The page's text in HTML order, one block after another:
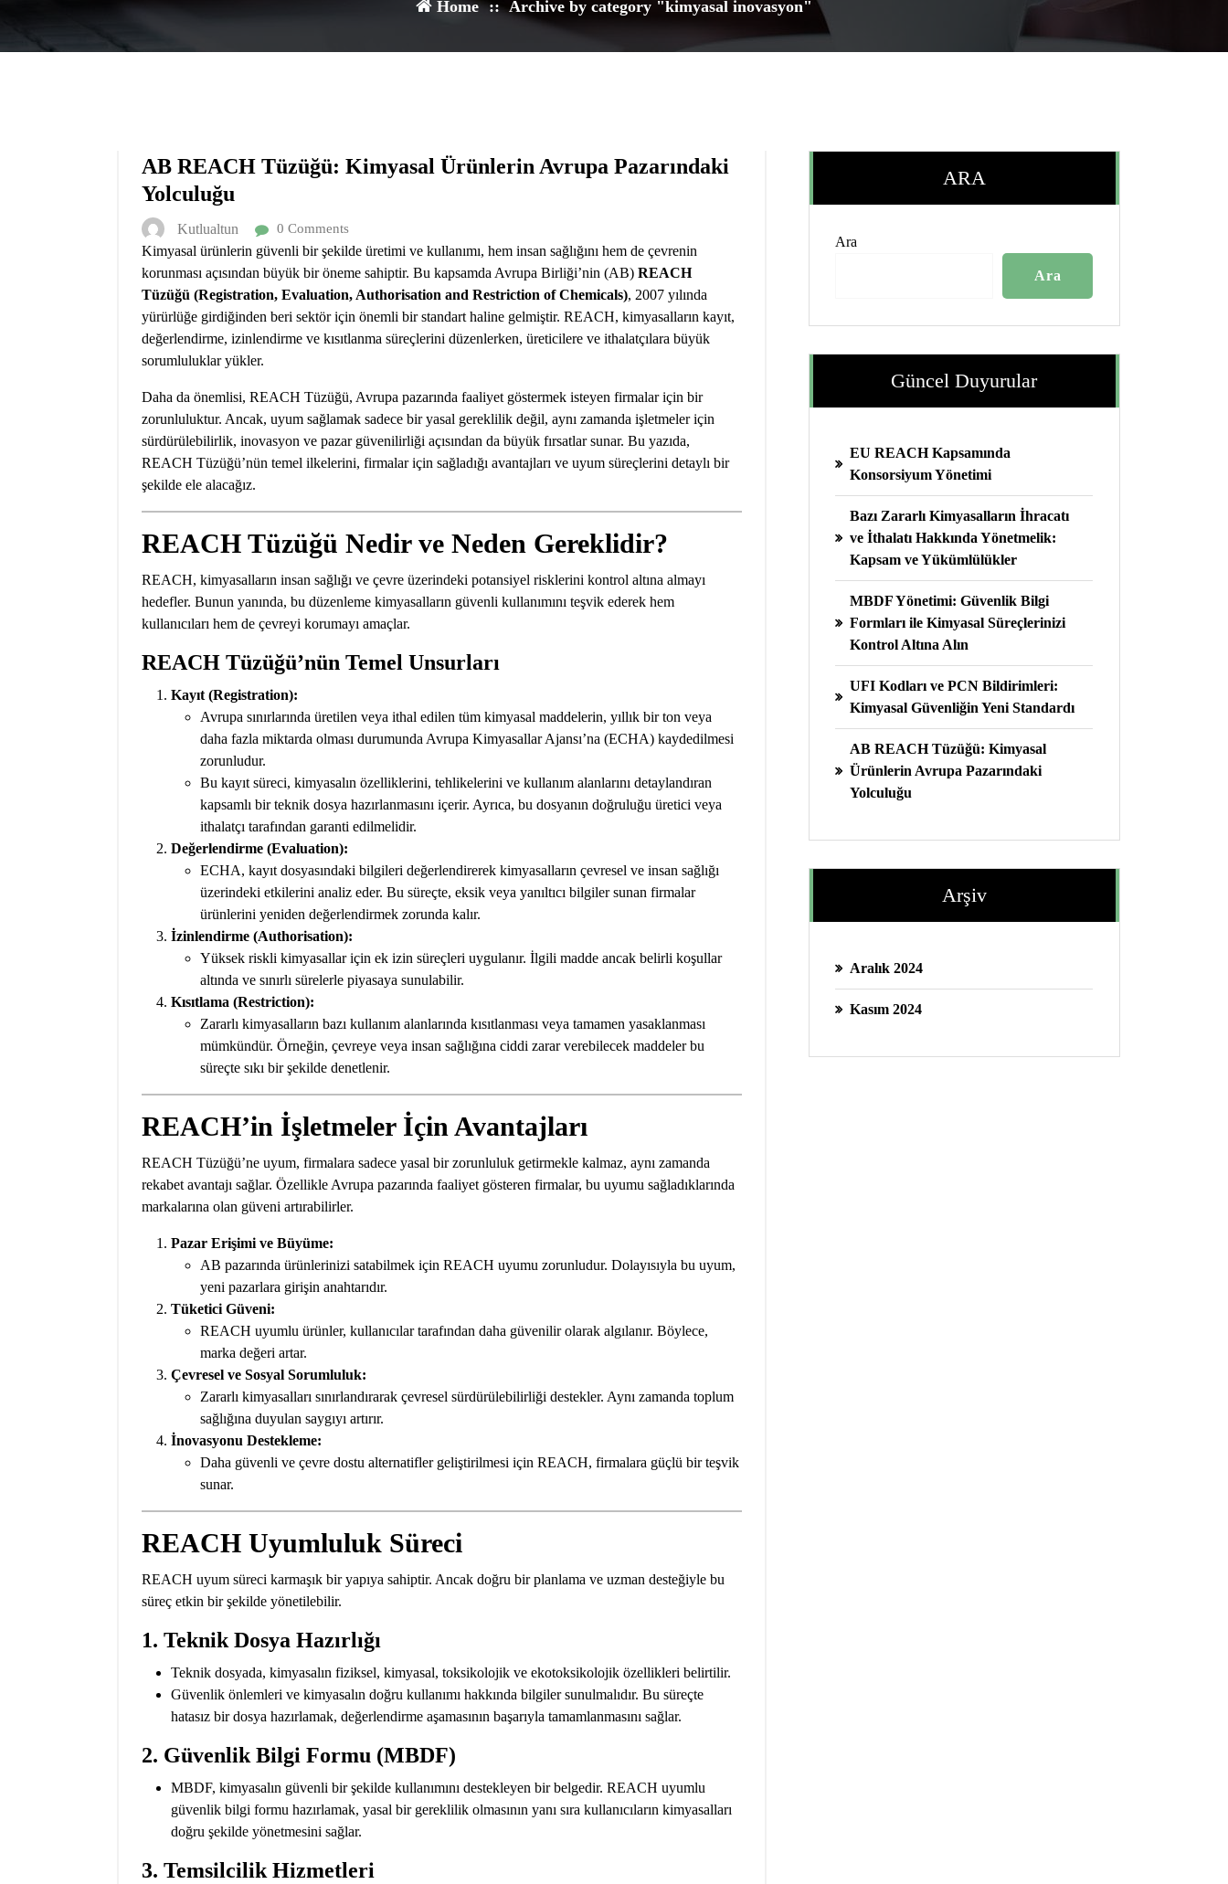
Home :: Archive by category "kimyasal inovasyon"
AB REACH Tüzüğü: Kimyasal Ürünlerin Avrupa Pazarındaki
Yolculuğu
Kutlualtun 0 Comments
Kimyasal ürünlerin güvenli bir şekilde üretimi ve kullanımı, hem insan sağlığını hem de çevrenin
korunması açısından büyük bir öneme sahiptir. Bu kapsamda Avrupa Birliği’nin (AB) REACH
Tüzüğü (Registration, Evaluation, Authorisation and Restriction of Chemicals), 2007 yılında
yürürlüğe girdiğinden beri sektör için önemli bir standart haline gelmiştir. REACH, kimyasalların kayıt,
değerlendirme, izinlendirme ve kısıtlanma süreçlerini düzenlerken, üreticilere ve ithalatçılara büyük
sorumluluklar yükler.
Daha da önemlisi, REACH Tüzüğü, Avrupa pazarında faaliyet göstermek isteyen firmalar için bir
zorunluluktur. Ancak, uyum sağlamak sadece bir yasal gereklilik değil, aynı zamanda işletmeler için
sürdürülebilirlik, inovasyon ve pazar güvenilirliği açısından da büyük fırsatlar sunar. Bu yazıda,
REACH Tüzüğü’nün temel ilkelerini, firmalar için sağladığı avantajları ve uyum süreçlerini detaylı bir
şekilde ele alacağız.
REACH Tüzüğü Nedir ve Neden Gereklidir?
REACH, kimyasalların insan sağlığı ve çevre üzerindeki potansiyel risklerini kontrol altına almayı
hedefler. Bunun yanında, bu düzenleme kimyasalların güvenli kullanımını teşvik ederek hem
kullanıcıları hem de çevreyi korumayı amaçlar.
REACH Tüzüğü’nün Temel Unsurları
Kayıt (Registration):
Avrupa sınırlarında üretilen veya ithal edilen tüm kimyasal maddelerin, yıllık bir ton veya
daha fazla miktarda olması durumunda Avrupa Kimyasallar Ajansı’na (ECHA) kaydedilmesi
zorunludur.
Bu kayıt süreci, kimyasalın özelliklerini, tehlikelerini ve kullanım alanlarını detaylandıran
kapsamlı bir teknik dosya hazırlanmasını içerir. Ayrıca, bu dosyanın doğruluğu üretici veya
ithalatçı tarafından garanti edilmelidir.
Değerlendirme (Evaluation):
ECHA, kayıt dosyasındaki bilgileri değerlendirerek kimyasalların çevresel ve insan sağlığı
üzerindeki etkilerini analiz eder. Bu süreçte, eksik veya yanıltıcı bilgiler sunan firmalar
ürünlerini yeniden değerlendirmek zorunda kalır.
İzinlendirme (Authorisation):
Yüksek riskli kimyasallar için ek izin süreçleri uygulanır. İlgili madde ancak belirli koşullar
altında ve sınırlı sürelerle piyasaya sunulabilir.
Kısıtlama (Restriction):
Zararlı kimyasalların bazı kullanım alanlarında kısıtlanması veya tamamen yasaklanması
mümkündür. Örneğin, çevreye veya insan sağlığına ciddi zarar verebilecek maddeler bu
süreçte sıkı bir şekilde denetlenir.
REACH’in İşletmeler İçin Avantajları
REACH Tüzüğü’ne uyum, firmalara sadece yasal bir zorunluluk getirmekle kalmaz, aynı zamanda
rekabet avantajı sağlar. Özellikle Avrupa pazarında faaliyet gösteren firmalar, bu uyumu sağladıklarında
markalarına olan güveni artırabilirler.
Pazar Erişimi ve Büyüme:
AB pazarında ürünlerinizi satabilmek için REACH uyumu zorunludur. Dolayısıyla bu uyum,
yeni pazarlara girişin anahtarıdır.
Tüketici Güveni:
REACH uyumlu ürünler, kullanıcılar tarafından daha güvenilir olarak algılanır. Böylece,
marka değeri artar.
Çevresel ve Sosyal Sorumluluk:
Zararlı kimyasalları sınırlandırarak çevresel sürdürülebilirliği destekler. Aynı zamanda toplum
sağlığına duyulan saygıyı artırır.
İnovasyonu Destekleme:
Daha güvenli ve çevre dostu alternatifler geliştirilmesi için REACH, firmalara güçlü bir teşvik
sunar.
REACH Uyumluluk Süreci
REACH uyum süreci karmaşık bir yapıya sahiptir. Ancak doğru bir planlama ve uzman desteğiyle bu
süreç etkin bir şekilde yönetilebilir.
1. Teknik Dosya Hazırlığı
Teknik dosyada, kimyasalın fiziksel, kimyasal, toksikolojik ve ekotoksikolojik özellikleri belirtilir.
Güvenlik önlemleri ve kimyasalın doğru kullanımı hakkında bilgiler sunulmalıdır. Bu süreçte
hatasız bir dosya hazırlamak, değerlendirme aşamasının başarıyla tamamlanmasını sağlar.
2. Güvenlik Bilgi Formu (MBDF)
MBDF, kimyasalın güvenli bir şekilde kullanımını destekleyen bir belgedir. REACH uyumlu
güvenlik bilgi formu hazırlamak, yasal bir gereklilik olmasının yanı sıra kullanıcıların kimyasalları
doğru şekilde yönetmesini sağlar.
3. Temsilcilik Hizmetleri
ARA
Ara
Ara
Güncel Duyurular
EU REACH Kapsamında
Konsorsiyum Yönetimi
Bazı Zararlı Kimyasalların İhracatı
ve İthalatı Hakkında Yönetmelik:
Kapsam ve Yükümlülükler
MBDF Yönetimi: Güvenlik Bilgi
Formları ile Kimyasal Süreçlerinizi
Kontrol Altına Alın
UFI Kodları ve PCN Bildirimleri:
Kimyasal Güvenliğin Yeni Standardı
AB REACH Tüzüğü: Kimyasal
Ürünlerin Avrupa Pazarındaki
Yolculuğu
Arşiv
Aralık 2024
Kasım 2024